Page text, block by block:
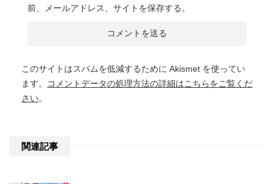
前、メールアドレス、サイトを保存する。
このサイトはスパムを低減するために Akismet を使ってい
ます。
コメントデータの処理方法の詳細はこちらをご覧くだ
さい。
関連記事